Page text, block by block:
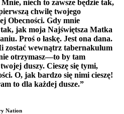
niech to zawsze będzie tak,
chwilę twojego
Obecności. Gdy mnie
jak moja Najświętsza Matka
Proś o łaskę. Jest ona dana.
zostać wewnątrz tabernakulum
otrzymasz—to by tam
duszy. Cieszę się tymi,
O, jak bardzo się nimi cieszę!
to dla każdej dusze.”
Nation